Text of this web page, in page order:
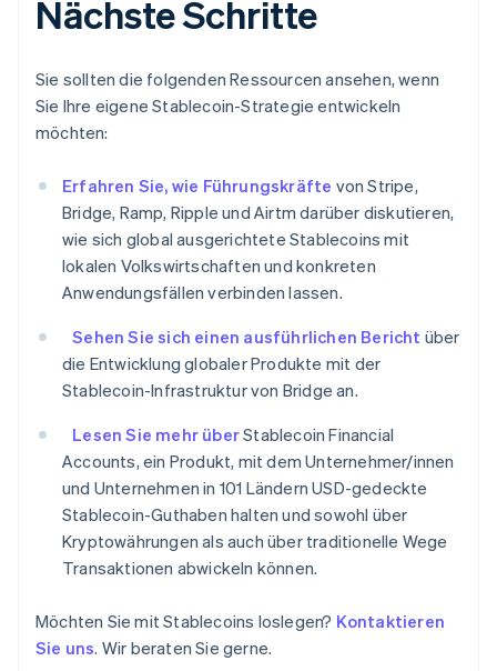
Nächste Schritte
Sie sollten die folgenden Ressourcen ansehen, wenn
Sie Ihre eigene Stablecoin-Strategie entwickeln
möchten:
Erfahren Sie, wie Führungskräfte von Stripe,
Bridge, Ramp, Ripple und Airtm darüber diskutieren,
wie sich global ausgerichtete Stablecoins mit
lokalen Volkswirtschaften und konkreten
Anwendungsfällen verbinden lassen.
Sehen Sie sich einen ausführlichen Bericht über
die Entwicklung globaler Produkte mit der
Stablecoin-Infrastruktur von Bridge an.
Lesen Sie mehr überStablecoin Financial
Accounts, ein Produkt, mit dem Unternehmer/innen
und Unternehmen in 101 Ländern USD-gedeckte
Stablecoin-Guthaben halten und sowohl über
Kryptowährungen als auch über traditionelle Wege
Transaktionen abwickeln können.
Möchten Sie mit Stablecoins loslegen? Kontaktieren
Sie uns. Wir beraten Sie gerne.
DeutschEnglish
Estland
Festlandchina
简体中文English
Finnland
FrançaisEnglish
Gibraltar
English
Griechenland
English
Irland
Italien
Japan
日本語English
Kanada
EnglishFrançais
Kroatien
English
Lettland
Liechtenstein
DeutschEnglish